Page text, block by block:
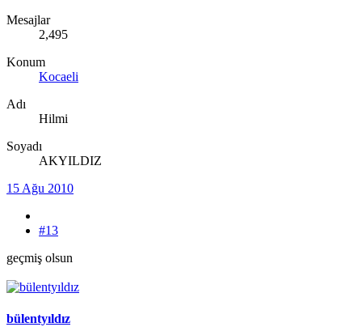
Mesajlar
2,495
Konum
Kocaeli
Adı
Hilmi
Soyadı
AKYILDIZ
15 Ağu 2010
#13
geçmiş olsun
bülentyıldız